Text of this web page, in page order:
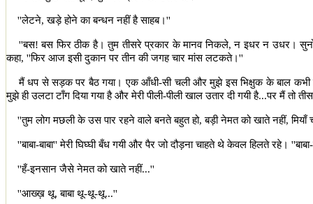
''लेटने,खड़े होने का बन्धन नहीं है साहब।''
''बस! बस फिर ठीक है। तुम तीसरे प्रकार के मानव निकले,न इधर न उधर।
कहा, ''फिर आज इसी दुकान पर तीन की जगह चार मांस लटकते।''
मैं धप से सड़क पर बैठ गया। एक आँधी-सी चली और मुझे इस भिक्षुक के बाल कभी
मुझे ही उलटा टाँग दिया गया है और मेरी पीली-पीली खाल उतार दी गयी है...पर मैं तो
''तुम लोग मछली के उस पार रहने वाले बनते बहुत हो,बड़ी नेमत को खाते नहीं,
''बाबा-बाबा''मेरी घिघ्घी बँध गयी और पैर जो दौड़ना चाहते थे केवल हिलते रहे। ''
''हँ-इनसान जैसे नेमत को खाते नहीं...''
''आख्ख़ थू,बाबा थू-थू-थू...''